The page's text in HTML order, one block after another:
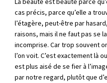
cas précis, parce qu’elle a
l’étagère, peut-être par
raisons, mais il ne faut pas se
incomprise. Car trop souvent
l’on voit. C’est exactement là
est plus aisé de se fier à
par notre regard, plutôt que